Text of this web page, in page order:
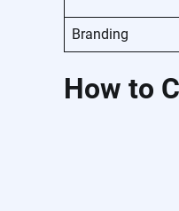
Branding
How to